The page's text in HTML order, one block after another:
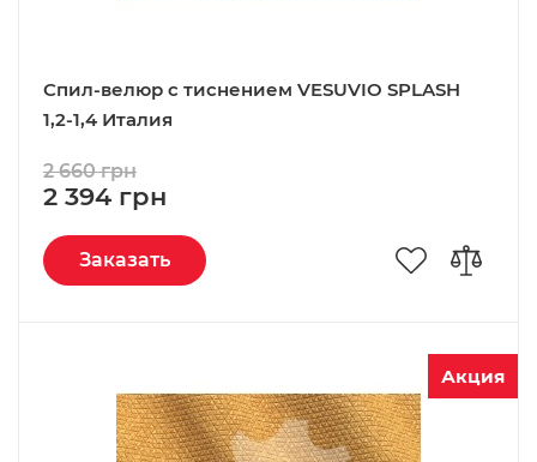
Спил-велюр c тиснением VESUVIO SPLASH
1,2-1,4 Италия
2 394 грн
2 660 грн
Заказать
Акция